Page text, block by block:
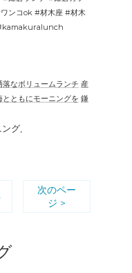
ンコok #材木座 #材木
落なボリュームランチ 産
とともにモーニングを 鎌
ング
次のペー
ジ >